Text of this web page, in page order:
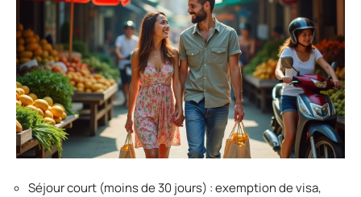
Séjour court (moins de 30 jours) : exemption de visa,